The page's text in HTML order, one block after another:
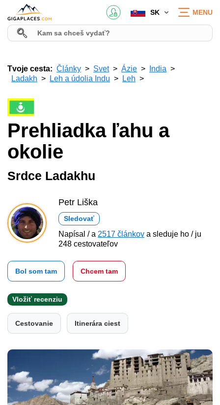
SK MENU
Tvoje cesta: Články Svet Ázie
India
Ladakh
Leh a údolia Indu Leh
Prehliadka ľahu a
okolie
Srdce Ladakhu
Petr Liška
Sledovať
Napísal / a 2517 článkov a sleduje ho / ju
248 cestovateľov
Bol som tam Chcem tam
Vložiť recenziu
Cestovanie Itinerára ciest